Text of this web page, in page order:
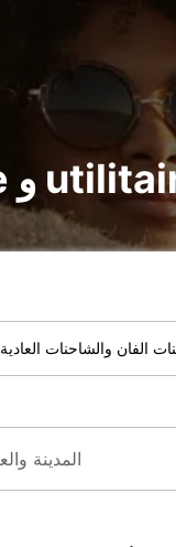
الفان والشاحنات العادية